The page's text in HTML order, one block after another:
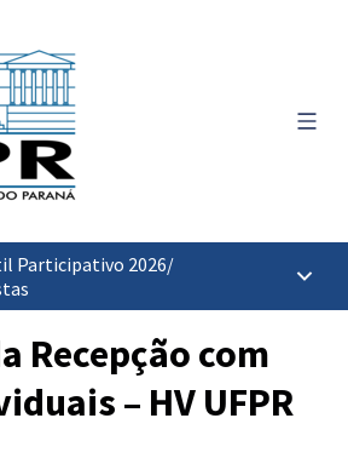
Participativo 2026/
Recepção com
– HV UFPR